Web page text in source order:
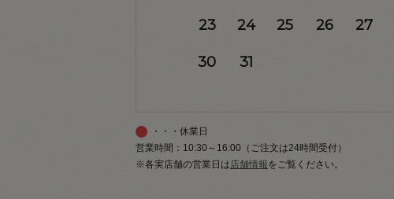
23 24 25 26 27
30 31
・・・休業日
営業時間：10:30～16:00（ご注文は24時間受付）
※各実店舗の営業日は店舗情報をご覧ください。